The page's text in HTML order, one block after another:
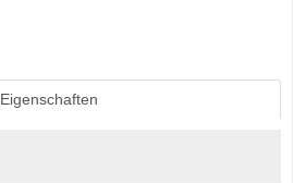
Eigenschaften